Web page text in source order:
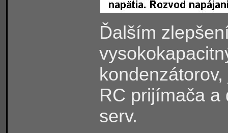
Ďalším
RC prijímača a
serv.